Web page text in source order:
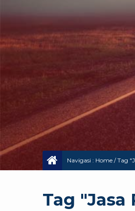
Navigasi : Home /Tag
Tag "Jasa